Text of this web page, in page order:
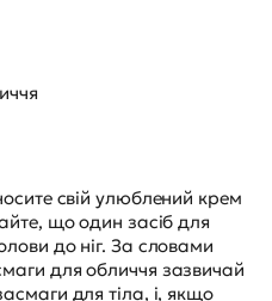
свій улюблений крем
що один засіб для
до ніг. За словами
для обличчя зазвичай
для тіла, і, якщо